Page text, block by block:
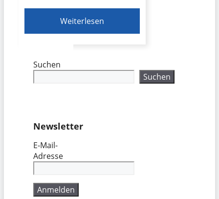
Weiterlesen
Suchen
Suchen
Newsletter
E-Mail-
Adresse